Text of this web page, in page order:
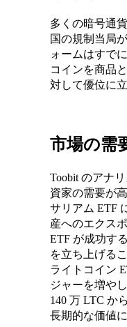
多くの暗号通
国の規制当局
ォームはすで
コインを商品
対して優位に
市場の需
Toobit のアナ
資家の需要が
サリアム ETF
産へのエクス
ETF が成功す
を立ち上げる
ライトコイン
ジャーを増や
140 万 LTC か
長期的な価値